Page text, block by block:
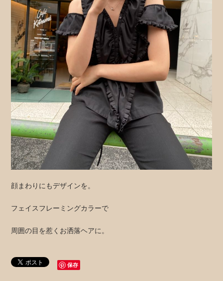
顔まわりにもデザインを。
フェイスフレーミングカラーで
周囲の目を惹くお洒落ヘアに。
保存